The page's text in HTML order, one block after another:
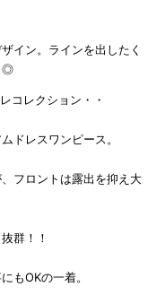
イン。ラインを出したく
◎
コレクション・・
ドレスワンピース。
フロントは露出を抑え大
群！！
もOKの一着。